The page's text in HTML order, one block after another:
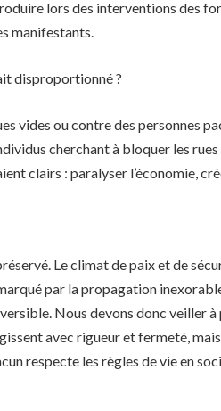
lors des interventions des
manifestants.
disproportionné ?
vides ou contre des personnes
cherchant à bloquer les
clairs : paralyser l’économie,
Le climat de paix et de
par la propagation
Nous devons donc veiller
avec rigueur et fermeté,
respecte les règles de vie en